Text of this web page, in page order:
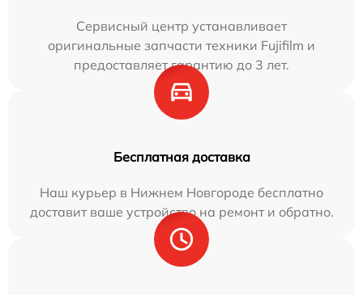
Сервисный центр устанавливает
оригинальные запчасти техники Fujifilm и
предоставляет гарантию до 3 лет.
Бесплатная доставка
Наш курьер в Нижнем Новгороде бесплатно
доставит ваше устройство на ремонт и обратно.